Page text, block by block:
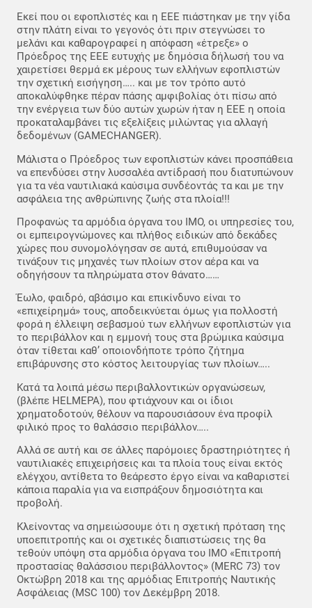
Εκεί που οι εφοπλιστές και η ΕΕΕ πιάστηκαν με την γίδα
στην πλάτη είναι το γεγονός ότι πριν στεγνώσει το
μελάνι και καθαρογραφεί η απόφαση «έτρεξε» ο
Πρόεδρος της ΕΕΕ ευτυχής με δημόσια δήλωσή του να
χαιρετίσει θερμά εκ μέρους των ελλήνων εφοπλιστών
την σχετική εισήγηση….. και με τον τρόπο αυτό
αποκαλύφθηκε πέραν πάσης αμφιβολίας ότι πίσω από
την ενέργεια των δύο αυτών χωρών ήταν η ΕΕΕ η οποία
προκαταλαμβάνει τις εξελίξεις μιλώντας για αλλαγή
δεδομένων (GAMECHANGER).
Μάλιστα ο Πρόεδρος των εφοπλιστών κάνει προσπάθεια
να επενδύσει στην λυσσαλέα αντίδρασή που διατυπώνουν
για τα νέα ναυτιλιακά καύσιμα συνδέοντάς τα και με την
ασφάλεια της ανθρώπινης ζωής στα πλοία!!!
Προφανώς τα αρμόδια όργανα του IMO, οι υπηρεσίες του,
οι εμπειρογνώμονες και πλήθος ειδικών από δεκάδες
χώρες που συνομολόγησαν σε αυτά, επιθυμούσαν να
τινάξουν τις μηχανές των πλοίων στον αέρα και να
οδηγήσουν τα πληρώματα στον θάνατο……
Έωλο, φαιδρό, αβάσιμο και επικίνδυνο είναι το
«επιχείρημά» τους, αποδεικνύεται όμως για πολλοστή
φορά η έλλειψη σεβασμού των ελλήνων εφοπλιστών για
το περιβάλλον και η εμμονή τους στα βρώμικα καύσιμα
όταν τίθεται καθ’ οποιονδήποτε τρόπο ζήτημα
επιβάρυνσης στο κόστος λειτουργίας των πλοίων…..
Κατά τα λοιπά μέσω περιβαλλοντικών οργανώσεων,
(βλέπε HELMEPA), που φτιάχνουν και οι ίδιοι
χρηματοδοτούν, θέλουν να παρουσιάσουν ένα προφίλ
φιλικό προς το θαλάσσιο περιβάλλον…..
Αλλά σε αυτή και σε άλλες παρόμοιες δραστηριότητες ή
ναυτιλιακές επιχειρήσεις και τα πλοία τους είναι εκτός
ελέγχου, αντίθετα το θεάρεστο έργο είναι να καθαριστεί
κάποια παραλία για να εισπράξουν δημοσιότητα και
προβολή.
Κλείνοντας να σημειώσουμε ότι η σχετική πρόταση της
υποεπιτροπής και οι σχετικές διαπιστώσεις της θα
τεθούν υπόψη στα αρμόδια όργανα του IMO «Επιτροπή
προστασίας θαλάσσιου περιβάλλοντος» (MERC 73) τον
Οκτώβρη 2018 και της αρμόδιας Επιτροπής Ναυτικής
Ασφάλειας (MSC 100) τον Δεκέμβρη 2018.